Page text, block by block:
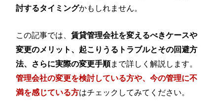
討するタイミングかもしれません。
この記事では、賃貸管理会社を変えるべきケースや
変更のメリット、起こりうるトラブルとその回避方
法、さらに実際の変更手順まで詳しく解説します。
管理会社の変更を検討している方や、今の管理に不
満を感じている方はチェックしてみてください。